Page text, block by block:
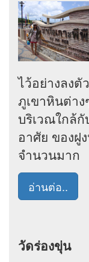
ไว้อย่างลงตั
ภูเขาหินต่า
บริเวณใกล้
อาศัย ของฝู
จำนวนมาก
อ่านต่อ..
วัดร่องขุ่น